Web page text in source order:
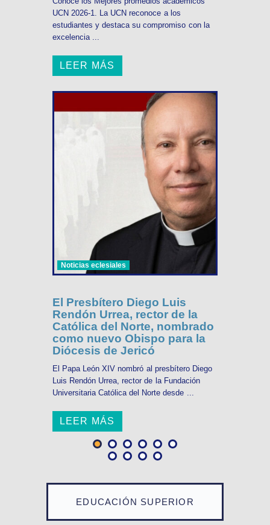
EDUCACIÓN SUPERIOR
UCN 2026-1. La UCN reconoce a los
estudiantes y destaca su compromiso con la
excelencia ...
LEER MÁS
Noticias eclesiales
El Presbítero Diego Luis
Rendón Urrea, rector de la
Católica del Norte, nombrado
como nuevo Obispo para la
Diócesis de Jericó
El Papa León XIV nombró al presbítero Diego
Luis Rendón Urrea, rector de la Fundación
Universitaria Católica del Norte desde ...
LEER MÁS